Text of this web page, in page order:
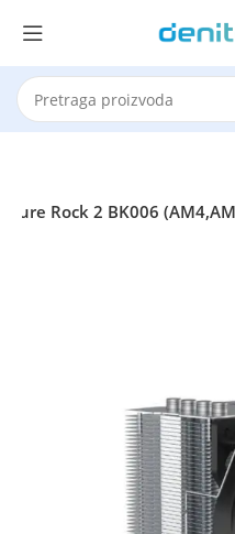
Pure Rock 2 BK006